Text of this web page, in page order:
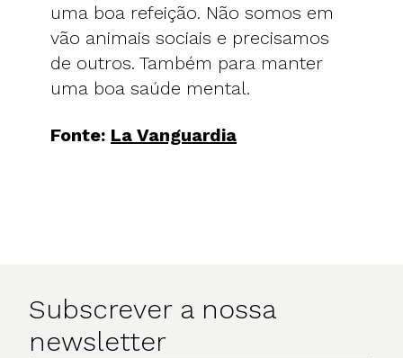
uma boa refeição. Não somos em
vão animais sociais e precisamos
de outros. Também para manter
uma boa saúde mental.
Fonte: La Vanguardia
Subscrever a nossa
newsletter